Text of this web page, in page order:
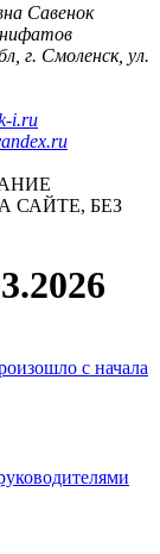
Савенок
г. Смоленск, ул.
i.ru
САЙТЕ, БЕЗ
с начала